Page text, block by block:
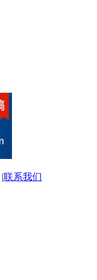
|联系我们